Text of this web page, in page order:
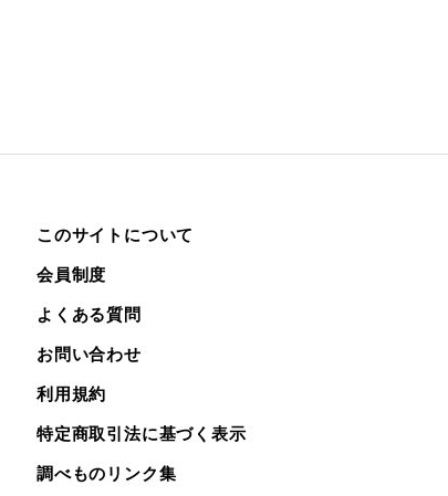
このサイトについて
会員制度
よくある質問
お問い合わせ
利用規約
特定商取引法に基づく表示
調べものリンク集